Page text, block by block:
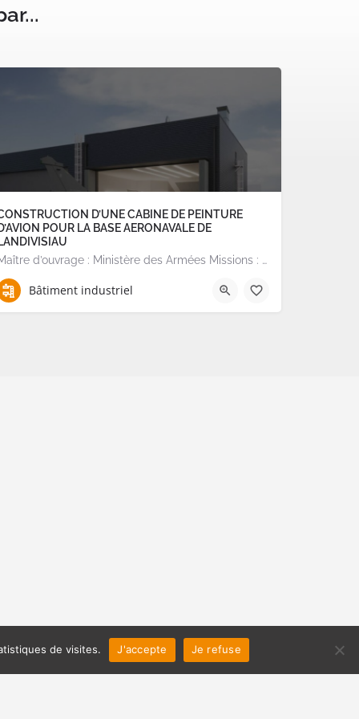
D’UNE CABINE DE PEINTURE
POUR LA BASE AERONAVALE DE
Maître d’ouvrage : Ministère des Armées Missions : Programmation, montage contractuel et suivi de…
Bâtiment industriel
de visites. J'accepte Je refuse